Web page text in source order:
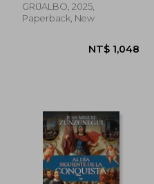
GRIJALBO, 2025,
Paperback, New